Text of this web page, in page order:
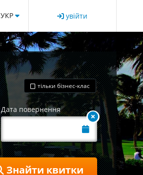
УКР увійти
тільки бізнес-клас
Дата повернення
Знайти квитки